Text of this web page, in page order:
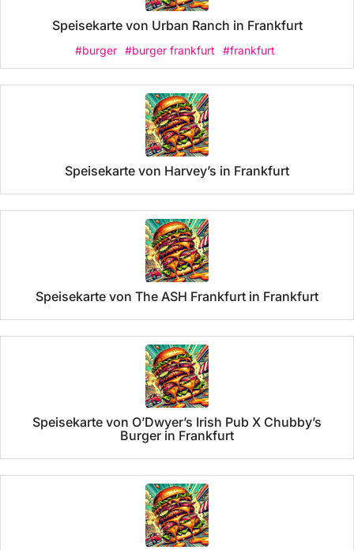
Speisekarte von Urban Ranch in Frankfurt
#burger #burger frankfurt #frankfurt
Speisekarte von Harvey’s in Frankfurt
Speisekarte von The ASH Frankfurt in Frankfurt
Speisekarte von O’Dwyer’s Irish Pub X Chubby’s
Burger in Frankfurt